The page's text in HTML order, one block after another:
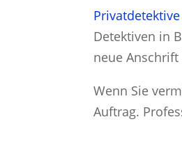
Detektiven in
neue
Wenn Sie
Auftrag.